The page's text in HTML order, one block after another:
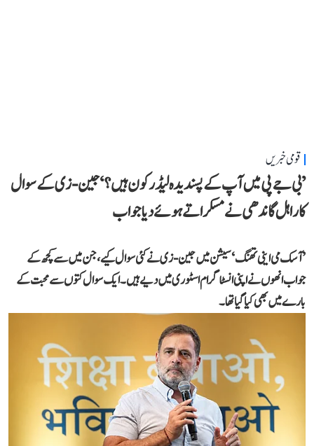
قومی خبریں
’بی جے پی میں آپ کے پسندیدہ لیڈر کون ہیں؟‘ جین-زی کے سوال
کا راہل گاندھی نے مسکراتے ہوئے دیا جواب
’آسک می اینی تھنگ‘ سیشن میں جین-زی نے کئی سوال کیے، جن میں سے کچھ کے
جواب انھوں نے اپنی انسٹاگرام اسٹوری میں دیے ہیں۔ ایک سوال کتوں سے محبت کے
بارے میں بھی کیا گیا تھا۔